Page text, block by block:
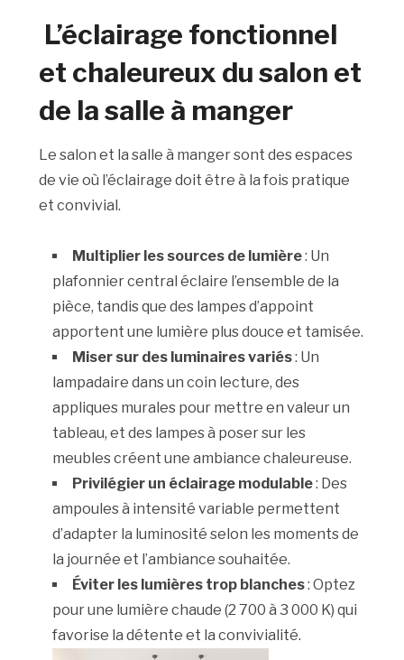
L’éclairage fonctionnel
et chaleureux du salon et
de la salle à manger
Le salon et la salle à manger sont des espaces
de vie où l’éclairage doit être à la fois pratique
et convivial.
Multiplier les sources de lumière: Un
plafonnier central éclaire l’ensemble de la
pièce, tandis que des lampes d’appoint
apportent une lumière plus douce et tamisée.
Miser sur des luminaires variés: Un
lampadaire dans un coin lecture, des
appliques murales pour mettre en valeur un
tableau, et des lampes à poser sur les
meubles créent une ambiance chaleureuse.
Privilégier un éclairage modulable: Des
ampoules à intensité variable permettent
d’adapter la luminosité selon les moments de
la journée et l’ambiance souhaitée.
Éviter les lumières trop blanches: Optez
pour une lumière chaude (2 700 à 3 000 K) qui
favorise la détente et la convivialité.